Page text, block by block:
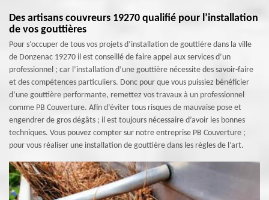
Des artisans couvreurs 19270 qualifié pour l’installation
de vos gouttières
Pour s’occuper de tous vos projets d’installation de gouttière dans la ville
de Donzenac 19270 il est conseillé de faire appel aux services d’un
professionnel ; car l’installation d’une gouttière nécessite des savoir-faire
et des compétences particuliers. Donc pour que vous puissiez bénéficier
d’une gouttière performante, remettez vos travaux à un professionnel
comme PB Couverture. Afin d’éviter tous risques de mauvaise pose et
engendrer de gros dégâts ; il est toujours nécessaire d’avoir les bonnes
techniques. Vous pouvez compter sur notre entreprise PB Couverture ;
pour vous réaliser une installation de gouttière dans les règles de l’art.